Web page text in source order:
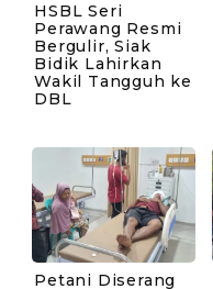
HSBL Seri
Perawang Resmi
Bergulir, Siak
Bidik Lahirkan
Wakil Tangguh ke
DBL
Petani Diserang